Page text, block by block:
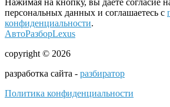
персональных данных и соглашаетесь с
конфиденциальности.
АвтоРазборLexus
copyright © 2026
разработка сайта - разбиратор
Политика конфиденциальности